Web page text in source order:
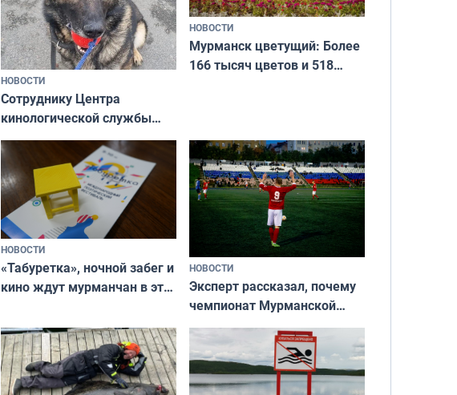
НОВОСТИ
Сотруднику Центра
кинологической службы
ищут новый дом
НОВОСТИ
Мурманск цветущий: Более
166 тысяч цветов и 518
НОВОСТИ
«Табуретка», ночной забег и
кино ждут мурманчан в эти
НОВОСТИ
Эксперт рассказал, почему
чемпионат Мурманской
области по футболу остался
незамеченным